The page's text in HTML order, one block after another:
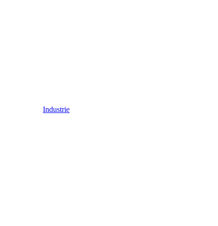
Industrie